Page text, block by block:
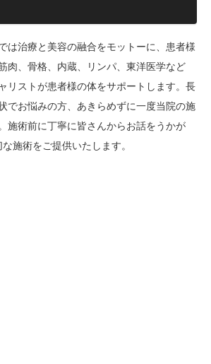
は治療と美容の融合をモットーに、患者様
肉、骨格、内蔵、リンパ、東洋医学など
リストが患者様の体をサポートします。長
でお悩みの方、あきらめずに一度当院の施
施術前に丁寧に皆さんからお話をうかが
施術をご提供いたします。